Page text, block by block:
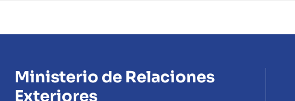
Ministerio de Relaciones
Exteriores